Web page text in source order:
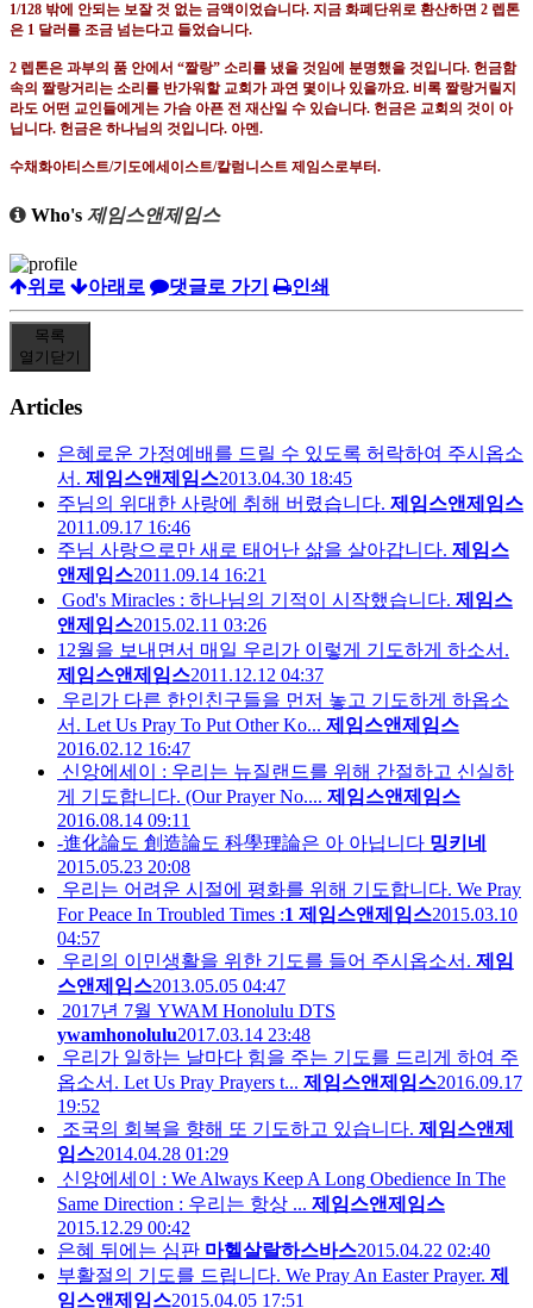
1/128 밖에 안되는 보잘 것 없는 금액이었습니다. 지금 화폐단위로 환산하면 2 렙톤
은 1 달러를 조금 넘는다고 들었습니다.
2 렙톤은 과부의 품 안에서 “짤랑” 소리를 냈을 것임에 분명했을 것입니다. 헌금함
속의 짤랑거리는 소리를 반가워할 교회가 과연 몇이나 있을까요. 비록 짤랑거릴지
라도 어떤 교인들에게는 가슴 아픈 전 재산일 수 있습니다. 헌금은 교회의 것이 아
닙니다. 헌금은 하나님의 것입니다. 아멘.
수채화아티스트/기도에세이스트/칼럼니스트 제임스로부터.
Who's 제임스앤제임스
위로 아래로 댓글로 가기 인쇄
목록
열기 닫기
Articles
은혜로운 가정예배를 드릴 수 있도록 허락하여 주시옵소
서. 제임스앤제임스2013.04.30 18:45
주님의 위대한 사랑에 취해 버렸습니다. 제임스앤제임스
2011.09.17 16:46
주님 사랑으로만 새로 태어난 삶을 살아갑니다. 제임스
앤제임스2011.09.14 16:21
God's Miracles : 하나님의 기적이 시작했습니다. 제임스
앤제임스2015.02.11 03:26
12월을 보내면서 매일 우리가 이렇게 기도하게 하소서.
제임스앤제임스2011.12.12 04:37
우리가 다른 한인친구들을 먼저 놓고 기도하게 하옵소
서. Let Us Pray To Put Other Ko... 제임스앤제임스
2016.02.12 16:47
신앙에세이 : 우리는 뉴질랜드를 위해 간절하고 신실하
게 기도합니다. (Our Prayer No.... 제임스앤제임스
2016.08.14 09:11
-進化論도 創造論도 科學理論은 아 아닙니다 밍키네
2015.05.23 20:08
우리는 어려운 시절에 평화를 위해 기도합니다. We Pray
For Peace In Troubled Times :1 제임스앤제임스2015.03.10
04:57
우리의 이민생활을 위한 기도를 들어 주시옵소서. 제임
스앤제임스2013.05.05 04:47
2017년 7월 YWAM Honolulu DTS
ywamhonolulu2017.03.14 23:48
우리가 일하는 날마다 힘을 주는 기도를 드리게 하여 주
옵소서. Let Us Pray Prayers t... 제임스앤제임스2016.09.17
19:52
조국의 회복을 향해 또 기도하고 있습니다. 제임스앤제
임스2014.04.28 01:29
신앙에세이 : We Always Keep A Long Obedience In The
Same Direction : 우리는 항상 ... 제임스앤제임스
2015.12.29 00:42
은혜 뒤에는 심판 마헬살랄하스바스2015.04.22 02:40
부활절의 기도를 드립니다. We Pray An Easter Prayer. 제
임스앤제임스2015.04.05 17:51